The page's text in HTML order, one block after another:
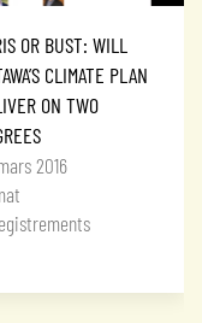
OR BUST: WILL
CLIMATE PLAN
ON TWO
2016